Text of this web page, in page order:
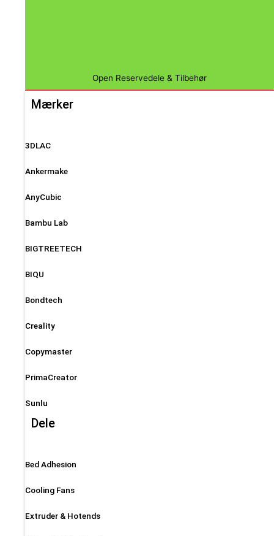
Open Reservedele & Tilbehør
Mærker
3DLAC
Ankermake
AnyCubic
Bambu Lab
BIGTREETECH
BIQU
Bondtech
Creality
Copymaster
PrimaCreator
Sunlu
Dele
Bed Adhesion
Cooling Fans
Extruder & Hotends